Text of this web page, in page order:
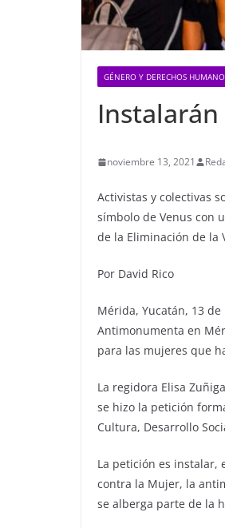
GÉNERO Y DERECHOS
noviembre 13, 2021
Activistas y colectivas
símbolo de Venus con
de la Eliminación de la
Por David Rico
Mérida, Yucatán, 13
Antimonumenta en
para las mujeres que
La regidora Elisa
se hizo la petición
Cultura, Desarrollo
La petición es instalar,
contra la Mujer, la
se alberga parte de la